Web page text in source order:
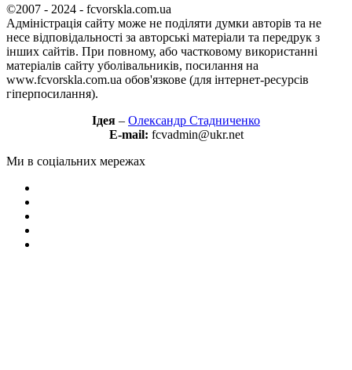
©2007 - 2024 - fcvorskla.com.ua
Адміністрація сайту може не поділяти думки авторів та не
несе відповідальності за авторські матеріали та передрук з
інших сайтів. При повному, або частковому використанні
матеріалів сайту уболівальників, посилання на
www.fcvorskla.com.ua обов'язкове (для інтернет-ресурсів
гіперпосилання).
Ідея – Олександр Стадниченко
E-mail: fcvadmin@ukr.net
Ми в соціальних мережах